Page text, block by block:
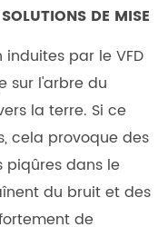
DE MISE
par le VFD
sur l'arbre du
la terre. Si ce
cela provoque des
piqûres dans le
du bruit et des
de